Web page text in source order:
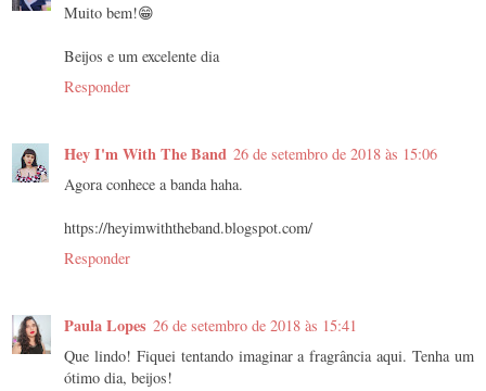
Muito bem!😁
Beijos e um excelente dia
Responder
Hey I'm With The Band 26 de setembro de 2018 às 15:06
Agora conhece a banda haha.
https://heyimwiththeband.blogspot.com/
Responder
Paula Lopes 26 de setembro de 2018 às 15:41
Que lindo! Fiquei tentando imaginar a fragrância aqui. Tenha um
ótimo dia, beijos!